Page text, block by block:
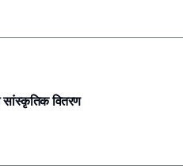
वितरण